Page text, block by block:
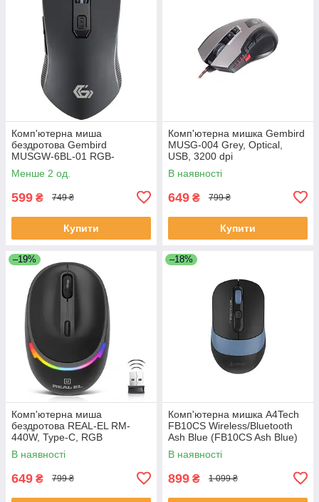
Комп'ютерна миша
бездротова Gembird
MUSGW-6BL-01 RGB-
підсвічування, 3200 dpi, USB,
400 мА·ч Black
Менше 2 од.
599 ₴ 749 ₴
Купити
Комп'ютерна мишка Gembird
MUSG-004 Grey, Optical,
USB, 3200 dpi
В наявності
649 ₴ 799 ₴
Купити
–19%
Комп'ютерна миша
бездротова REAL-EL RM-
440W, Type-C, RGB
підсвічування, оптична, 1600
dpi, 3 кнопки Black
В наявності
649 ₴ 799 ₴
–18%
Комп'ютерна мишка A4Tech
FB10CS Wireless/Bluetooth
Ash Blue (FB10CS Ash Blue)
В наявності
899 ₴ 1 099 ₴